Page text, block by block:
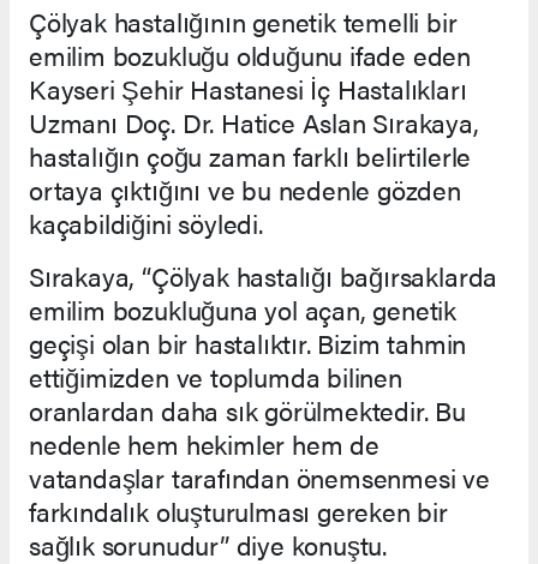
Çölyak hastalığının genetik temelli bir
emilim bozukluğu olduğunu ifade eden
Kayseri Şehir Hastanesi İç Hastalıkları
Uzmanı Doç. Dr. Hatice Aslan Sırakaya,
hastalığın çoğu zaman farklı belirtilerle
ortaya çıktığını ve bu nedenle gözden
kaçabildiğini söyledi.
Sırakaya, “Çölyak hastalığı bağırsaklarda
emilim bozukluğuna yol açan, genetik
geçişi olan bir hastalıktır. Bizim tahmin
ettiğimizden ve toplumda bilinen
oranlardan daha sık görülmektedir. Bu
nedenle hem hekimler hem de
vatandaşlar tarafından önemsenmesi ve
farkındalık oluşturulması gereken bir
sağlık sorunudur” diye konuştu.